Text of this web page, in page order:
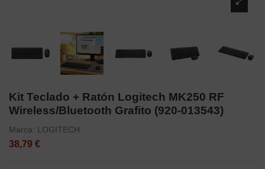
Kit Teclado + Ratón Logitech MK250 RF
Wireless/Bluetooth Grafito (920-013543)
Marca: LOGITECH
38,79 €